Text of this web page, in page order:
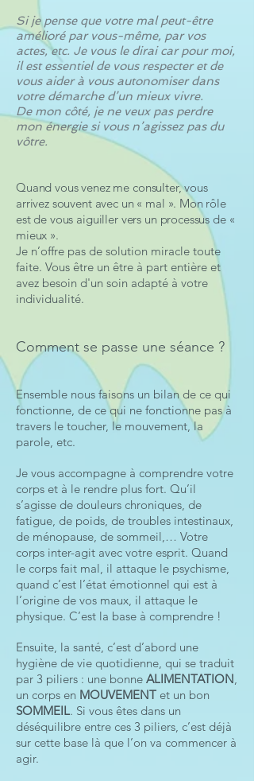
Si je pense que votre mal peut-être
amélioré par vous-même, par vos
actes, etc. Je vous le dirai car pour moi,
il est essentiel de vous respecter et de
vous aider à vous autonomiser dans
votre démarche d’un mieux vivre.
De mon côté, je ne veux pas perdre
mon énergie si vous n’agissez pas du
vôtre.
Quand vous venez me consulter, vous
arrivez souvent avec un « mal ». Mon rôle
est de vous aiguiller vers un processus de «
mieux ».
Je n’offre pas de solution miracle toute
faite. Vous être un être à part entière et
avez besoin d'un soin adapté à votre
individualité.
Comment se passe une séance ?
Ensemble nous faisons un bilan de ce qui
fonctionne, de ce qui ne fonctionne pas à
travers le toucher, le mouvement, la
parole, etc.
Je vous accompagne à comprendre votre
corps et à le rendre plus fort. Qu’il
s’agisse de douleurs chroniques, de
fatigue, de poids, de troubles intestinaux,
de ménopause, de sommeil,… Votre
corps inter-agit avec votre esprit. Quand
le corps fait mal, il attaque le psychisme,
quand c’est l’état émotionnel qui est à
l’origine de vos maux, il attaque le
physique. C’est la base à comprendre !
Ensuite, la santé, c’est d’abord une
hygiène de vie quotidienne, qui se traduit
par 3 piliers : une bonne ALIMENTATION,
un corps en MOUVEMENT et un bon
SOMMEIL. Si vous êtes dans un
déséquilibre entre ces 3 piliers, c’est déjà
sur cette base là que l’on va commencer à
agir.